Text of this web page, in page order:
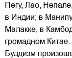
Пегу, Лао,
в Индии; в
Малакке, в
громадном Китае.
Буддизм